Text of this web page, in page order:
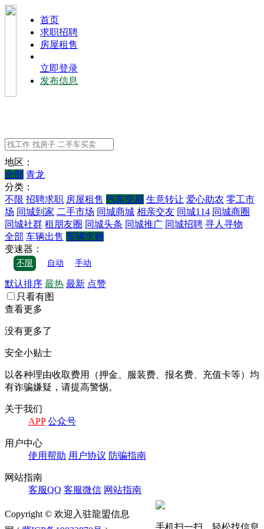
⾸⻚
求职招聘
房屋租售
立即登录
发布信息
地区：
全部 青龙
分类：
不限 招聘求职 房屋租售 汽车交易 生意转让 爱心助农 零工市
场 同城到家 二手市场 同城商城 相亲交友 同城114 同城商圈
同城社群 租朋友圈 同城头条 同城推广 同城招聘 寻人寻物
全部 车辆出售 车辆求购
变速器：
不限 自动 手动
默认排序 最热 最新 点赞
只看有图
查看更多
没有更多了
安全小贴士
以各种理由收取费⽤（押⾦、服装费、报名费、充值卡等）均
有诈骗嫌疑，请提⾼警惕。
关于我们
APP 公众号
⽤户中⼼
使⽤帮助 ⽤户协议 防骗指南
⽹站指南
客服QQ 客服微信 ⽹站指南
手机扫一扫，轻松找信息
Copyright © 欢迎入驻龍盟信息